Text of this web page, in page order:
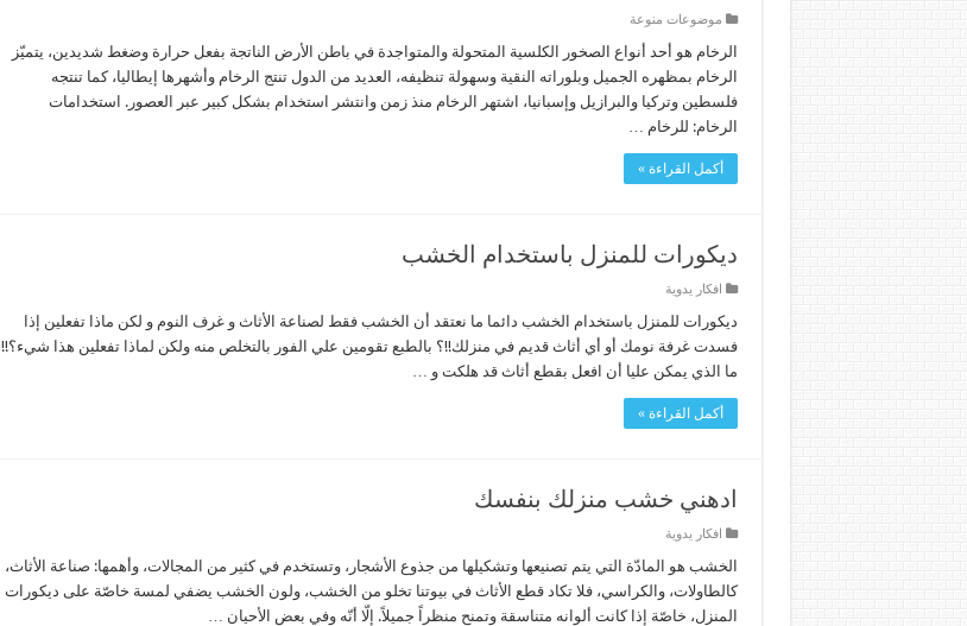
موضوعات منوعة
الرخام هو أحد أنواع الصخور الكلسية المتحولة والمتواجدة في باطن الأرض الناتجة بفعل حرارة وضغط شديدين، يتميّز
الرخام بمظهره الجميل وبلوراته النقية وسهولة تنظيفه، العديد من الدول تنتج الرخام وأشهرها إيطاليا، كما تنتجه
فلسطين وتركيا والبرازيل وإسبانيا، اشتهر الرخام منذ زمن وانتشر استخدام بشكل كبير عبر العصور. استخدامات
الرخام: للرخام …
أكمل القراءة »
ديكورات للمنزل باستخدام الخشب
افكار يدوية
ديكورات للمنزل باستخدام الخشب دائما ما نعتقد أن الخشب فقط لصناعة الأثاث و غرف النوم و لكن ماذا تفعلين إذا
فسدت غرفة نومك أو أي أثاث قديم في منزلك!!؟ بالطبع تقومين علي الفور بالتخلص منه ولكن لماذا تفعلين هذا شيء؟!!
ما الذي يمكن عليا أن افعل بقطع أثاث قد هلكت و …
أكمل القراءة »
ادهني خشب منزلك بنفسك
افكار يدوية
الخشب هو المادّة التي يتم تصنيعها وتشكيلها من جذوع الأشجار، وتستخدم في كثير من المجالات، وأهمها: صناعة الأثاث،
كالطاولات، والكراسي، فلا تكاد قطع الأثاث في بيوتنا تخلو من الخشب، ولون الخشب يضفي لمسة خاصّة على ديكورات
المنزل، خاصّة إذا كانت ألوانه متناسقة وتمنح منظراً جميلاً. إلّا أنّه وفي بعض الأحيان …